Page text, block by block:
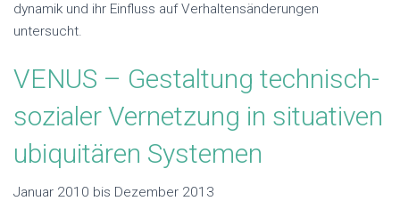
dynamik und ihr Einfluss auf Verhaltensänderungen
untersucht.
VENUS – Gestaltung technisch-
sozialer Vernetzung in situativen
ubiquitären Systemen
Januar 2010 bis Dezember 2013